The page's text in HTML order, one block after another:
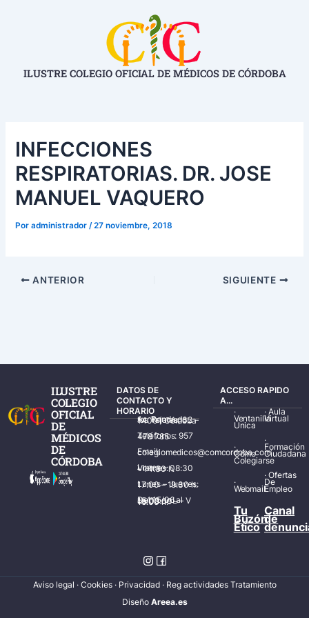
ILUSTRE COLEGIO OFICIAL DE MÉDICOS DE CÓRDOBA
INFECCIONES
RESPIRATORIAS. DR. JOSE
MANUEL VAQUERO
Poradministrador /27 noviembre, 2018
ANTERIOR SIGUIENTE
ILUSTRE
COLEGIO
OFICIAL
DE
MÉDICOS
DE
CÓRDOBA
DATOS DE
CONTACTO Y
HORARIO
Av. Ronda de los Tejares, 32 – 14001 Córdoba
Teléfonos: 957 478 785
Email: colegiomedicos@comcordoba.com
Lunes – Viernes: 08:30 – 14:30 h.
Lunes – Jueves: 17:00 – 19:30 h.
Del 15/06 al 15/09 de L – V de 08:00 – 15:00 h.
ACCESO RAPIDO
A...
·
Ventanilla
Única
·
Cómo
Colegiarse
·
Webmail
·Aula
Virtual
·
Formación
Ciudadana
·Ofertas
De
Empleo
Tu
Buzón
Ético
Canal
de
Aviso legal · Cookies· Privacidad · Reg actividades Tratamiento
Diseño Areea.es